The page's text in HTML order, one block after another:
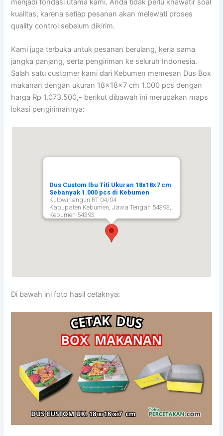
menjadi fondasi utama kami. Anda tidak perlu khawatir soal
kualitas, karena setiap pesanan akan melewati proses
quality control sebelum dikirim.
Kami juga terbuka untuk pesanan berulang, kerja sama
jangka panjang, serta pengiriman ke seluruh Indonesia.
Salah satu customer kami dari Kebumen memesan Dus Box
makanan dengan ukuran 18x18x7 cm 1.000 pcs dengan
harga Rp 1.073.500,- berikut dibawah ini merupakan maps
lokasi pengirimannya:
Dus Custom Ibu Titi Ukuran 18x18x7 cm
Sebanyak 1.000 pcs di Kebumen
Kutowinangun RT 04/04
Kabupaten Kebumen, Jawa Tengah 54393,
Kebumen 54393
Di bawah ini foto hasil cetaknya: